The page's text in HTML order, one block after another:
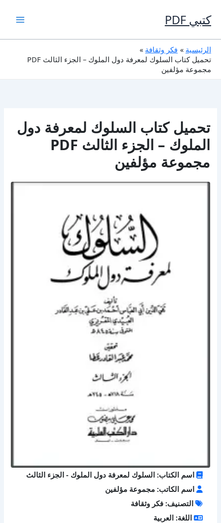
إلى
المحتوى
كتبي PDF
الرئيسية
فكر وثقافة
تحميل كتاب السلوك لمعرفة دول الملوك – الجزء الثالث PDF
مجموعة مؤلفين
تحميل كتاب السلوك لمعرفة دول
الملوك – الجزء الثالث PDF
مجموعة مؤلفين
اسم الكتاب: السلوك لمعرفة دول الملوك - الجزء الثالث
اسم الكاتب: مجموعة مؤلفين
التصنيف: فكر وثقافة
اللغة: العربية